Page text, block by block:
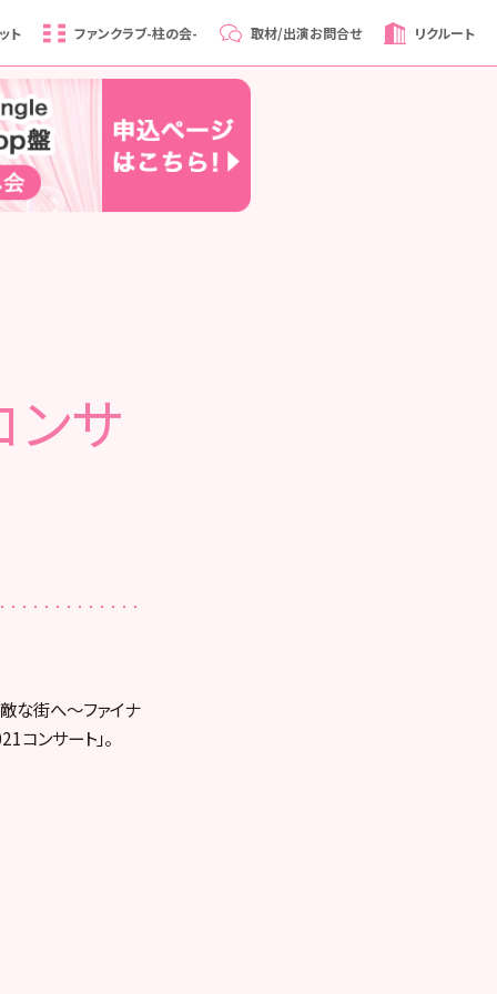
ト ファンクラブ-柱の会- 取材/出演お問合せ リクルート
ンサ
な街へ〜ファイナ
ンサート」。